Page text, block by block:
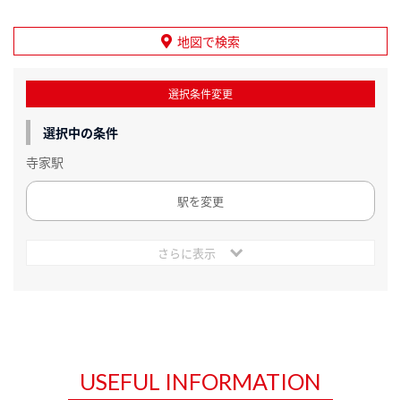
地図で検索
選択条件変更
選択中の条件
寺家駅
駅を変更
さらに表示
USEFUL INFORMATION